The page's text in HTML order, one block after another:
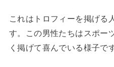
これはトロフィーを掲げる
す。この男性たちはスポー
く掲げて喜んでいる様子で